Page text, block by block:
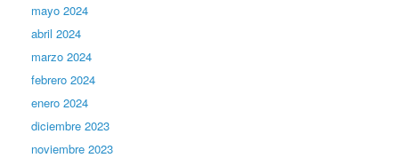
mayo 2024
abril 2024
marzo 2024
febrero 2024
enero 2024
diciembre 2023
noviembre 2023